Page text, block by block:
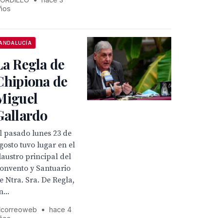
Regla de
de
pasado lunes 23 de
tuvo lugar en el
principal del
y Santuario
Ntra. Sra. De Regla,
•
hace 4